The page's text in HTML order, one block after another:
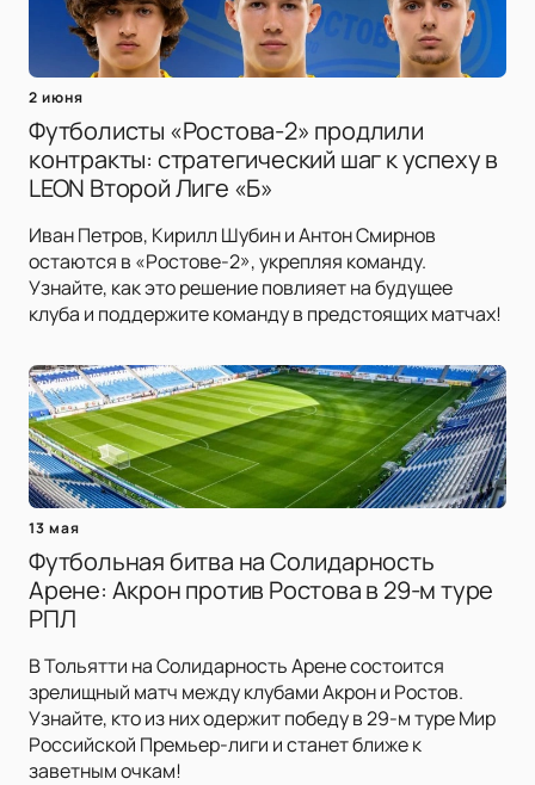
2 июня
Футболисты «Ростова-2» продлили
контракты: стратегический шаг к успеху в
LEON Второй Лиге «Б»
Иван Петров, Кирилл Шубин и Антон Смирнов
остаются в «Ростове-2», укрепляя команду.
Узнайте, как это решение повлияет на будущее
клуба и поддержите команду в предстоящих матчах!
13 мая
Футбольная битва на Солидарность
Арене: Акрон против Ростова в 29-м туре
РПЛ
В Тольятти на Солидарность Арене состоится
зрелищный матч между клубами Акрон и Ростов.
Узнайте, кто из них одержит победу в 29-м туре Мир
Российской Премьер-лиги и станет ближе к
заветным очкам!